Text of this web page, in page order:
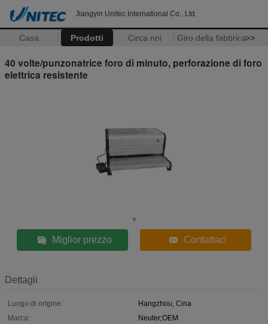
Jiangyin Unitec International Co., Ltd.
Casa Prodotti Circa noi Giro della fabbrica>>
40 volte/punzonatrice foro di minuto, perforazione di foro
elettrica resistente
Miglior prezzo Contattaci
Dettagli
Luogo di origine:
Hangzhou, Cina
Marca:
Neuter;OEM